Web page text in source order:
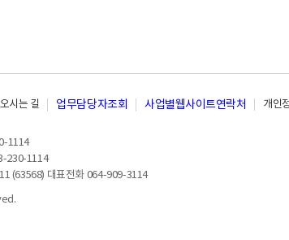
시는 길 업무담당자조회 사업별웹사이트연락처 개인
1114
230-1114
(63568) 대표전화 064-909-3114